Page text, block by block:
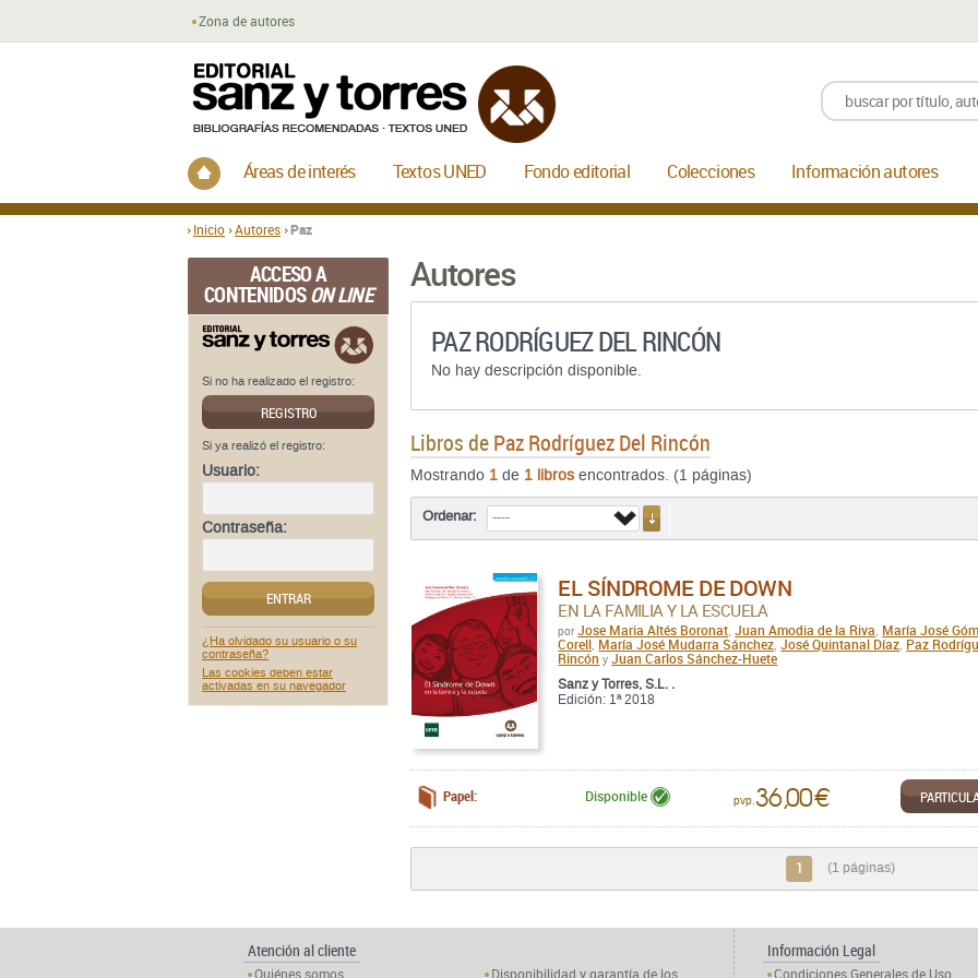
Inicio Autores Paz
Inicio
Áreas de interés Textos UNED Fondo editorial Colecciones Información autores
Zona de autores
ACCESO A
CONTENIDOSON LINE
Si no ha realizado el registro:
REGISTRO
Si ya realizó el registro:
Usuario:
Contraseña:
ENTRAR
¿Ha olvidado su usuario o su
contraseña?
Las cookies deben estar
activadas en su navegador
Autores
PAZ RODRÍGUEZ DEL RINCÓN
No hay descripción disponible.
Libros dePaz Rodríguez Del Rincón
Mostrando 1 de 1 libros encontrados. (1 páginas)
Ordenar:
EL SÍNDROME DE DOWN
EN LA FAMILIA Y LA ESCUELA
por Jose Maria Altés Boronat Juan Amodia de la Riva María José
Corell María José Mudarra Sánchez José Quintanal Díaz Paz
Rincón y Juan Carlos Sánchez-Huete
Sanz y Torres, S.L. .
Edición: 1ª 2018
Papel: Disponible pvp.36,00 €
1 (1 páginas)
Atención al cliente
Quiénes somos Disponibilidad y garantía de los
Información Legal
Condiciones Generales de Uso